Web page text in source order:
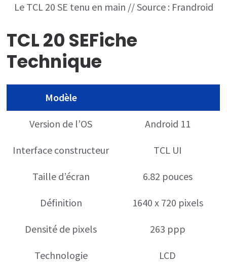
Le TCL 20 SE tenu en main // Source : Frandroid
TCL 20 SEFiche
Technique
Modèle
Version de l’OS Android 11
Interface constructeur TCL UI
Taille d’écran 6.82 pouces
Définition 1640 x 720 pixels
Densité de pixels 263 ppp
Technologie LCD